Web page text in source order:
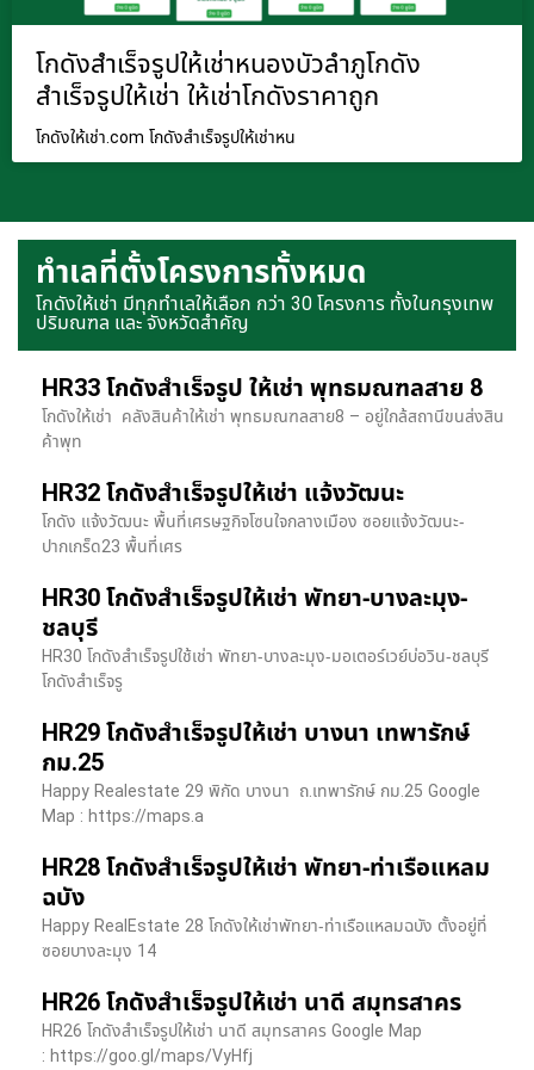
โกดังสำเร็จรูปให้เช่าหนองบัวลำภูโกดัง
สำเร็จรูปให้เช่า ให้เช่าโกดังราคาถูก
โกดังให้เช่า.com โกดังสำเร็จรูปให้เช่าหน
ทำเลที่ตั้งโครงการทั้งหมด
โกดังให้เช่า มีทุกทำเลให้เลือก กว่า 30 โครงการ ทั้งในกรุงเทพ
ปริมณฑล และ จังหวัดสำคัญ
HR33 โกดังสำเร็จรูป ให้เช่า พุทธมณฑลสาย 8
โกดังให้เช่า คลังสินค้าให้เช่า พุทธมณฑลสาย8 – อยู่ใกล้สถานีขนส่งสิน
ค้าพุท
HR32 โกดังสำเร็จรูปให้เช่า แจ้งวัฒนะ
โกดัง แจ้งวัฒนะ พื้นที่เศรษฐกิจโซนใจกลางเมือง ซอยแจ้งวัฒนะ-
ปากเกร็ด23 พื้นที่เศร
HR30 โกดังสำเร็จรูปให้เช่า พัทยา-บางละมุง-
ชลบุรี
HR30 โกดังสำเร็จรูปใช้เช่า พัทยา-บางละมุง-มอเตอร์เวย์บ่อวิน-ชลบุรี
โกดังสำเร็จรู
HR29 โกดังสำเร็จรูปให้เช่า บางนา เทพารักษ์
กม.25
Happy Realestate 29 พิกัด บางนา​ ถ.เทพารักษ์ กม.25 Google
Map : ​https://maps.a
HR28 โกดังสำเร็จรูปให้เช่า พัทยา-ท่าเรือแหลม
ฉบัง
Happy RealEstate 28 โกดังให้เช่าพัทยา-ท่าเรือแหลมฉบัง ตั้งอยู่ที่
ซอยบางละมุง 14
HR26 โกดังสำเร็จรูปให้เช่า นาดี สมุทรสาคร
HR26 โกดังสำเร็จรูปให้เช่า นาดี สมุทรสาคร Google Map
: https://goo.gl/maps/VyHfj